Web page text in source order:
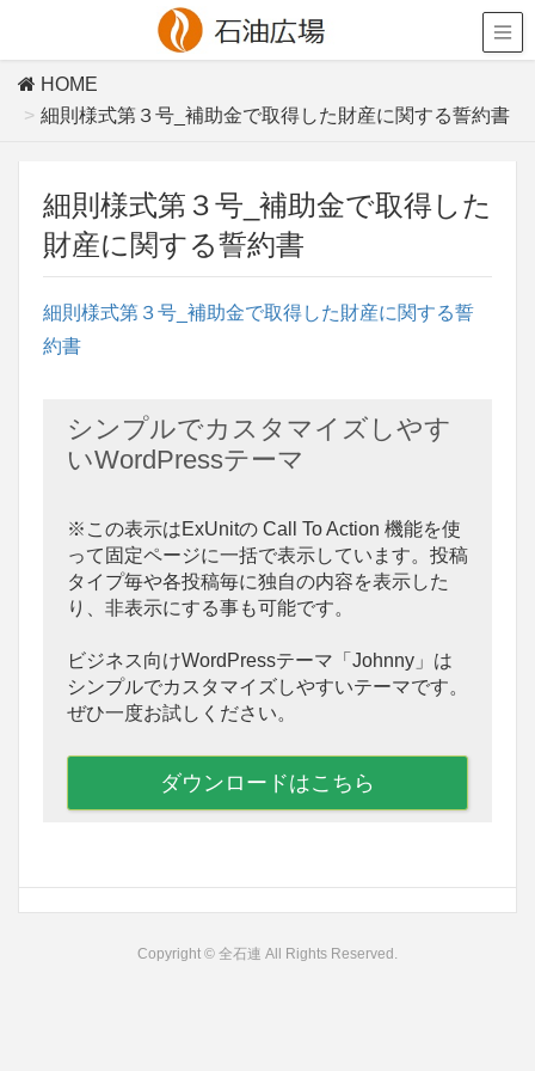
HOME
細則様式第３号_補助金で取得した財産に関する誓約書
細則様式第３号_補助金で取得した
財産に関する誓約書
細則様式第３号_補助金で取得した財産に関する誓
約書
シンプルでカスタマイズしやす
いWordPressテーマ
※この表示はExUnitの Call To Action 機能を使
って固定ページに一括で表示しています。投稿
タイプ毎や各投稿毎に独自の内容を表示した
り、非表示にする事も可能です。
ビジネス向けWordPressテーマ「Johnny」は
シンプルでカスタマイズしやすいテーマです。
ぜひ一度お試しください。
ダウンロードはこちら
Copyright © 全石連 All Rights Reserved.